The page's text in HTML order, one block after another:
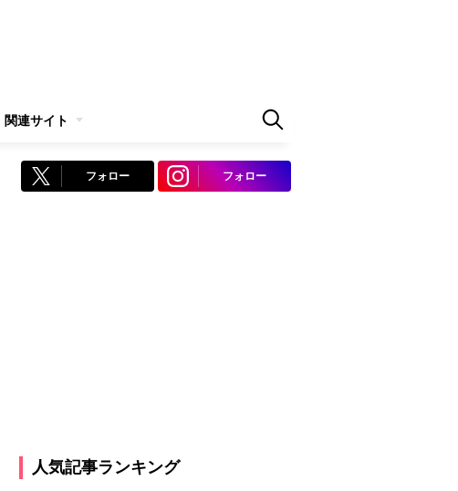
関連サイト
フォロー フォロー
人気記事ランキング